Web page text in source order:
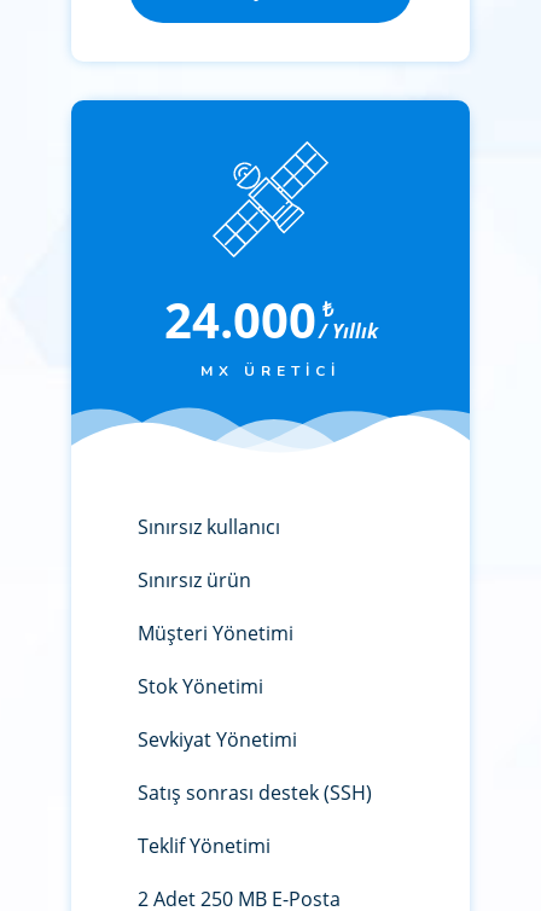
24.000 ₺
/ Yıllık
MX ÜRETICI
Sınırsız kullanıcı
Sınırsız ürün
Müşteri Yönetimi
Stok Yönetimi
Sevkiyat Yönetimi
Satış sonrası destek (SSH)
Teklif Yönetimi
2 Adet 250 MB E-Posta